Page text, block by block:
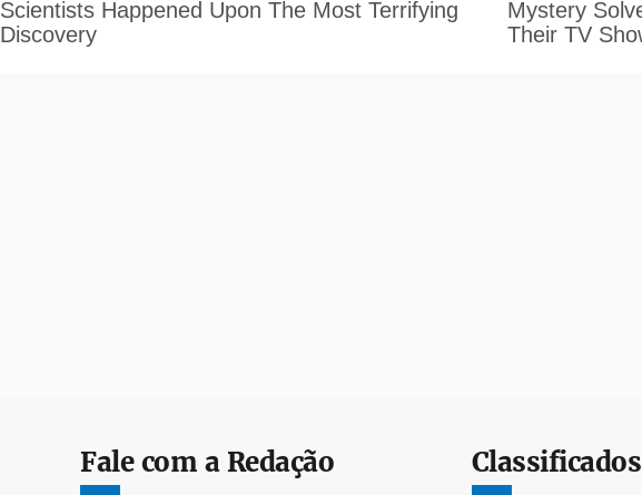
Fale com a Redação Classificados